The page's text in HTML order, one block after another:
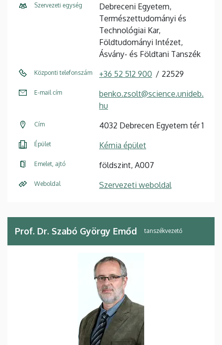
Szervezeti egység
Debreceni Egyetem,
Természettudományi és
Technológiai Kar,
Földtudományi Intézet,
Ásvány- és Földtani Tanszék
Központi telefonszám +36 52 512 900 22529
E-mail cím
benko.zsolt@science.unideb.
hu
Cím 4032 Debrecen Egyetem tér 1
Épület Kémia épület
Emelet, ajtó földszint, A007
Weboldal Szervezeti weboldal
Prof. Dr. Szabó György Emőd tanszékvezető